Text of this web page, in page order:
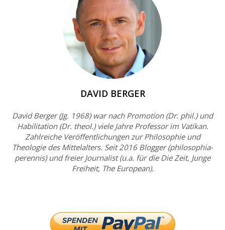
DAVID BERGER
David Berger (Jg. 1968) war nach Promotion (Dr. phil.) und
Habilitation (Dr. theol.) viele Jahre Professor im Vatikan.
Zahlreiche Veröffentlichungen zur Philosophie und
Theologie des Mittelalters. Seit 2016 Blogger (philosophia-
perennis) und freier Journalist (u.a. für die Die Zeit, Junge
Freiheit, The European).